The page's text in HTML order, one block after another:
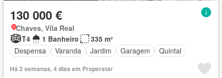
130 000 €
Chaves, Vila Real
T4
1 Banheiro
335 m²
Despensa
Varanda Jardim Garagem Quintal
Há 2 semanas, 4 dias em Properstar